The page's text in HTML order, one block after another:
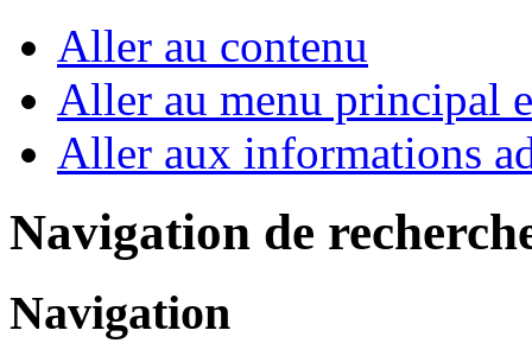
Aller au contenu
Aller au menu principal
Aller aux informations
Navigation de
Navigation